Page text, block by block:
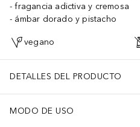
fragancia adictiva y cremosa
ámbar dorado y pistacho
vegano
DETALLES DEL PRODUCTO
MODO DE USO